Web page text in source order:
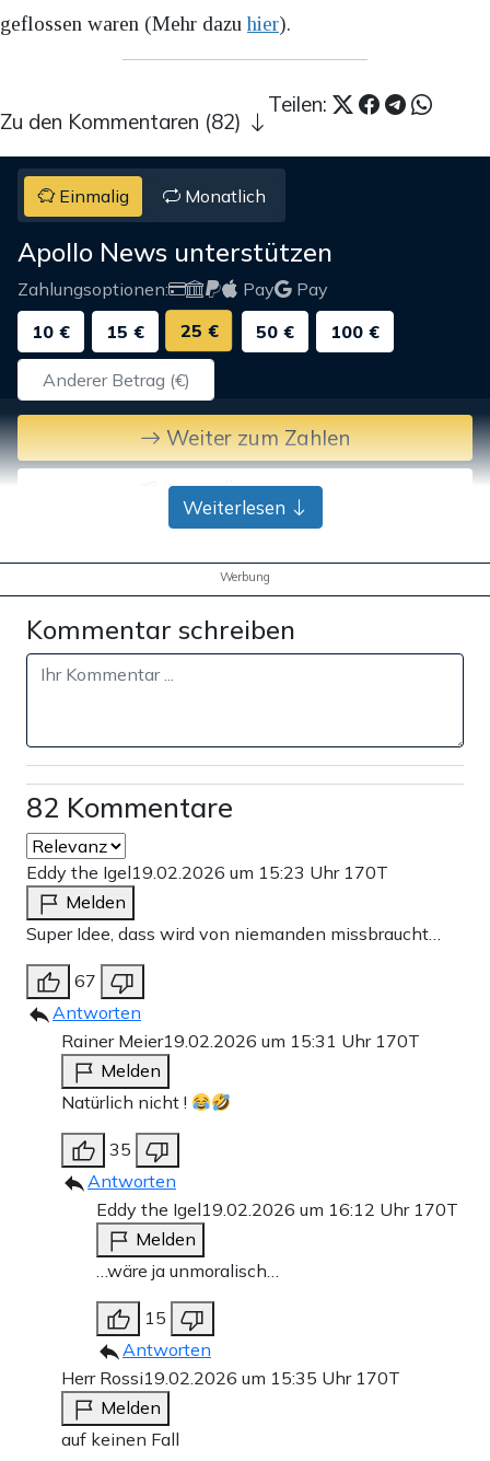
geflossen waren (Mehr dazuhier).
Teilen:
Zu den Kommentaren (82)
Einmalig Monatlich
Apollo News unterstützen
Zahlungsoptionen: Pay
Pay
10 €
15 € 25 € 50 € 100 €
Weiter zum Zahlen
Bank-Überweisung
Weiterlesen
Werbung
Kommentar schreiben
82 Kommentare
Eddy the Igel19.02.2026 um 15:23 Uhr 170T
Melden
Super Idee, dass wird von niemanden missbraucht…
67
Antworten
Rainer Meier19.02.2026 um 15:31 Uhr 170T
Melden
Natürlich nicht !
35
Antworten
Eddy the Igel19.02.2026 um 16:12 Uhr 170T
Melden
…wäre ja unmoralisch…
15
Antworten
Herr Rossi19.02.2026 um 15:35 Uhr 170T
Melden
auf keinen Fall